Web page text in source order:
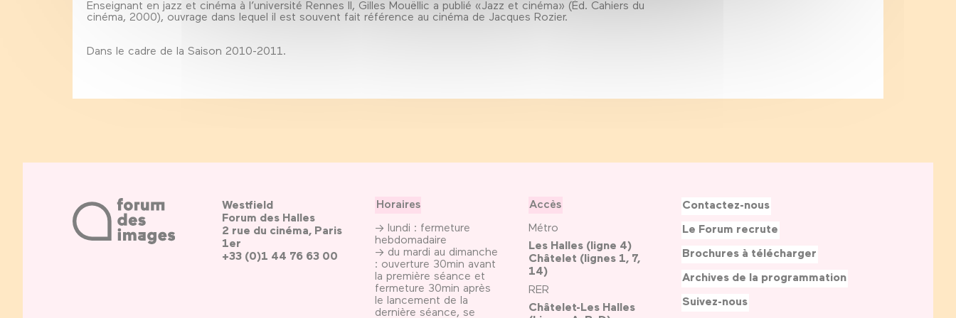
Enseignant en jazz et cinéma à l’université Rennes II, Gilles Mouëllic a publié «Jazz et cinéma» (Éd. Cahiers du
cinéma, 2000), ouvrage dans lequel il est souvent fait référence au cinéma de Jacques Rozier.
Dans le cadre de la Saison 2010-2011.
Westfield
Forum des Halles
2 rue du cinéma, Paris
1er
+33 (0)1 44 76 63 00
Horaires
→ lundi : fermeture
hebdomadaire
→ du mardi au dimanche
: ouverture 30min avant
la première séance et
fermeture 30min après
le lancement de la
dernière séance, se
Accès
Métro
Les Halles (ligne 4)
Châtelet (lignes 1, 7,
14)
RER
Châtelet-Les Halles
Contactez-nous
Le Forum recrute
Brochures à télécharger
Archives de la programmation
Suivez-nous